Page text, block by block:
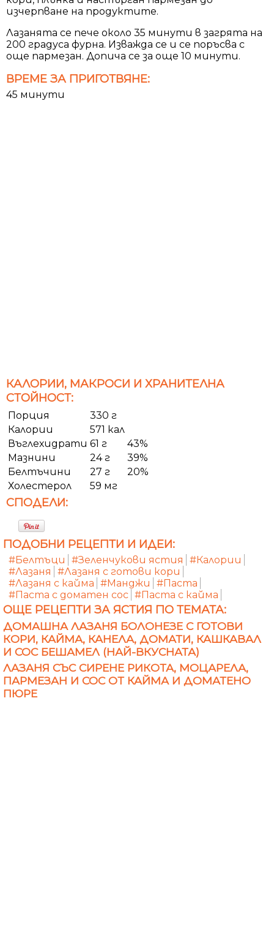
изчерпване на продуктите.
Лазанята се пече около 35 минути в загрята на
200 градуса фурна. Изважда се и се поръсва с
още пармезан. Допича се за още 10 минути.
ВРЕМЕ ЗА ПРИГОТВЯНЕ:
45 минути
КАЛОРИИ, МАКРОСИ И ХРАНИТЕЛНА
СТОЙНОСТ:
Порция
330 г
Калории
571 кал
Въглехидрати 61 г
43%
Мазнини
24 г
39%
Белтъчини
27 г
20%
Холестерол
59 мг
СПОДЕЛИ:
ПОДОБНИ РЕЦЕПТИ И ИДЕИ:
#Белтъци #Зеленчукови ястия
#Калории
#Лазаня
#Лазаня с готови кори
#Лазаня с кайма #Манджи
#Паста
#Паста с доматен сос #Паста с кайма
ОЩЕ РЕЦЕПТИ ЗА ЯСТИЯ ПО ТЕМАТА:
ДОМАШНА ЛАЗАНЯ БОЛОНЕЗЕ С ГОТОВИ
КОРИ, КАЙМА, КАНЕЛА, ДОМАТИ, КАШКАВАЛ
И СОС БЕШАМЕЛ (НАЙ-ВКУСНАТА)
ЛАЗАНЯ СЪС СИРЕНЕ РИКОТА, МОЦАРЕЛА,
ПАРМЕЗАН И СОС ОТ КАЙМА И ДОМАТЕНО
ПЮРЕ